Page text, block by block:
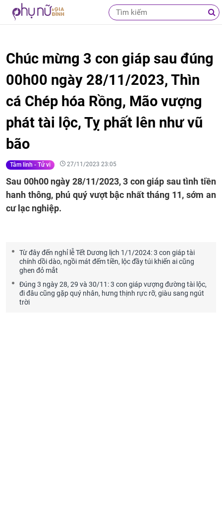
Chúc mừng 3 con giáp sau đúng
00h00 ngày 28/11/2023, Thìn
cá Chép hóa Rồng, Mão vượng
phát tài lộc, Tỵ phất lên như vũ
bão
Tâm linh - Tử vi 27/11/2023 23:05
Sau 00h00 ngày 28/11/2023, 3 con giáp sau tình tiền
hanh thông, phú quý vượt bậc nhất tháng 11, sớm an
cư lạc nghiệp.
Từ đây đến nghỉ lễ Tết Dương lịch 1/1/2024: 3 con giáp tài
chính dồi dào, ngồi mát đếm tiền, lộc đầy túi khiến ai cũng
ghen đỏ mắt
Đúng 3 ngày 28, 29 và 30/11: 3 con giáp vượng đường tài lộc,
đi đâu cũng gặp quý nhân, hưng thịnh rực rỡ, giàu sang ngút
trời